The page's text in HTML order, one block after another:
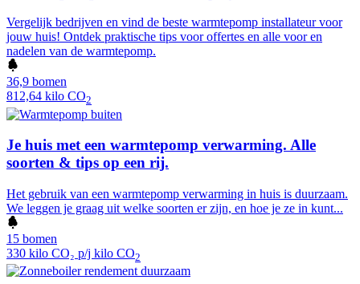
Vergelijk bedrijven en vind de beste warmtepomp installateur voor
jouw huis! Ontdek praktische tips voor offertes en alle voor en
nadelen van de warmtepomp.
36,9 bomen
812,64 kilo СО2
Je huis met een warmtepomp verwarming. Alle
soorten & tips op een rij.
Het gebruik van een warmtepomp verwarming in huis is duurzaam.
We leggen je graag uit welke soorten er zijn, en hoe je ze in kunt...
15 bomen
330 kilo CO₂ p/j kilo СО2